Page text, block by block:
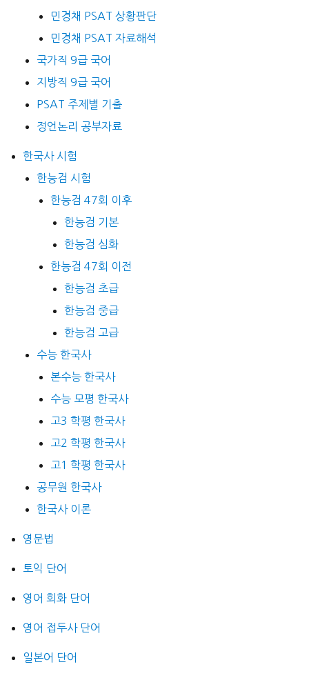
민경채 PSAT 상황판단
민경채 PSAT 자료해석
국가직 9급 국어
지방직 9급 국어
PSAT 주제별 기출
정언논리 공부자료
한국사 시험
한능검 시험
한능검 47회 이후
한능검 기본
한능검 심화
한능검 47회 이전
한능검 초급
한능검 중급
한능검 고급
수능 한국사
본수능 한국사
수능 모평 한국사
고3 학평 한국사
고2 학평 한국사
고1 학평 한국사
공무원 한국사
한국사 이론
영문법
토익 단어
영어 회화 단어
영어 접두사 단어
일본어 단어